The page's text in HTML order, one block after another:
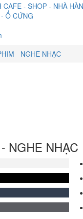
CAFE - SHOP - NHÀ
Ổ CỨNG
- NGHE NHẠC
NGHE NHẠC